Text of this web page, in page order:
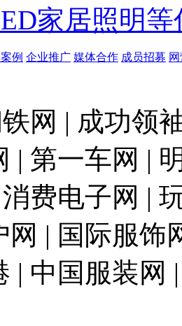
家居照明等
例 企业推广 媒体合作 成员招募
网 | 成功领
| 第一车网 |
费电子网 |
| 国际服饰
| 中国服装网